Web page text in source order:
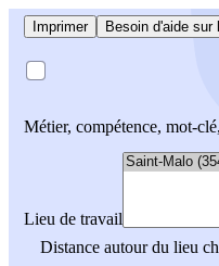
Imprimer Besoin d'aide sur
Métier, compétence, mot-
Lieu de travail
Distance autour du lieu